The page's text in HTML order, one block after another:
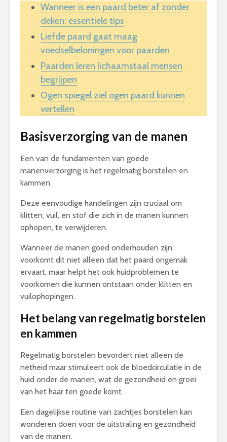
Wanneer is een paard beter af zonder
deken: essentiele tips
Liefde paard gaat maag
voedselbeloningen voor paarden
Paarden leren lichaamstaal mensen
begrijpen
Ogen spiegel ziel ogen paard kunnen
vertellen
Basisverzorging van de manen
Een van de fundamenten van goede
manenverzorging is het regelmatig borstelen en
kammen.
Deze eenvoudige handelingen zijn cruciaal om
klitten, vuil, en stof die zich in de manen kunnen
ophopen, te verwijderen.
Wanneer de manen goed onderhouden zijn,
voorkomt dit niet alleen dat het paard ongemak
ervaart, maar helpt het ook huidproblemen te
voorkomen die kunnen ontstaan onder klitten en
vuilophopingen.
Het belang van regelmatig borstelen
en kammen
Regelmatig borstelen bevordert niet alleen de
netheid maar stimuleert ook de bloedcirculatie in de
huid onder de manen, wat de gezondheid en groei
van het haar ten goede komt.
Een dagelijkse routine van zachtjes borstelen kan
wonderen doen voor de uitstraling en gezondheid
van de manen.